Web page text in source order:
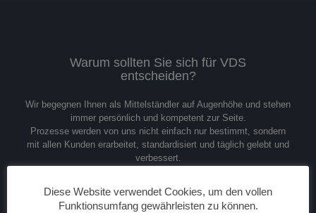
Warum sollten Sie sich für VDS
entscheiden?
Wir begegnen Ihnen als Mittelständler auf Augenhöhe und stehen
immer persönlich und kompetent zur Seite.
Prozesse werden von uns nicht einfach nur bestimmt, sondern
mit allen Kunden erarbeitet, standardisiert und täglich gelebt und
verbessert.
Diese Website verwendet Cookies, um den vollen
Funktionsumfang gewährleisten zu können.